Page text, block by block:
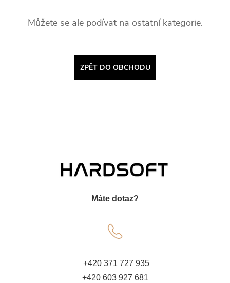
Můžete se ale podívat na ostatní kategorie.
ZPĚT DO OBCHODU
Máte dotaz?
+420 371 727 935
+420 603 927 681